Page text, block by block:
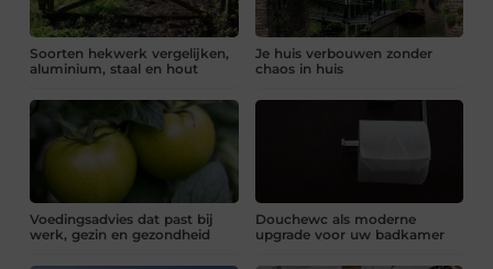
Soorten hekwerk vergelijken,
aluminium, staal en hout
Je huis verbouwen zonder
chaos in huis
Voedingsadvies dat past bij
werk, gezin en gezondheid
Douchewc als moderne
upgrade voor uw badkamer